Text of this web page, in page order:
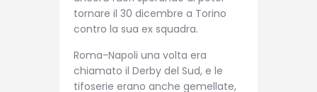
tornare il 30 dicembre a Torino
contro la sua ex squadra.
Roma-Napoli una volta era
chiamato il Derby del Sud, e le
tifoserie erano anche gemellate,